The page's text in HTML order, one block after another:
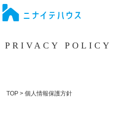
PRIVACY POLICY
TOP >個人情報保護方針